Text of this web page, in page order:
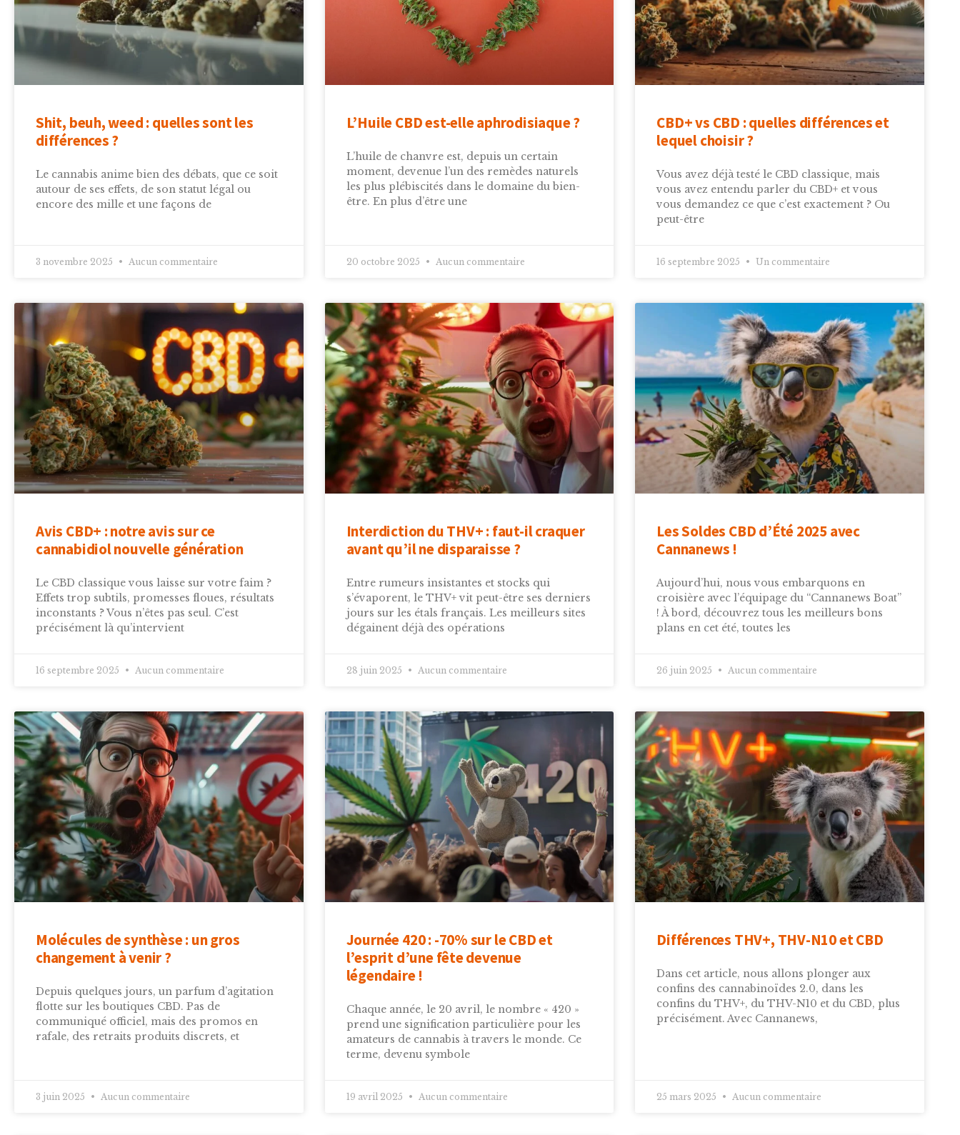
Shit, beuh, weed : quelles sont les
différences ?
Le cannabis anime bien des débats, que ce soit
autour de ses effets, de son statut légal ou
encore des mille et une façons de
3 novembre 2025 Aucun commentaire
L’Huile CBD est-elle aphrodisiaque ?
L’huile de chanvre est, depuis un certain
moment, devenue l’un des remèdes naturels
les plus plébiscités dans le domaine du bien-
être. En plus d’être une
20 octobre 2025 Aucun commentaire
CBD+ vs CBD : quelles différences et
lequel choisir ?
Vous avez déjà testé le CBD classique, mais
vous avez entendu parler du CBD+ et vous
vous demandez ce que c’est exactement ? Ou
peut-être
16 septembre 2025 Un commentaire
Avis CBD+ : notre avis sur ce
cannabidiol nouvelle génération
Le CBD classique vous laisse sur votre faim ?
Effets trop subtils, promesses floues, résultats
inconstants ? Vous n’êtes pas seul. C’est
précisément là qu’intervient
16 septembre 2025 Aucun commentaire
Interdiction du THV+ : faut-il craquer
avant qu’il ne disparaisse ?
Entre rumeurs insistantes et stocks qui
s’évaporent, le THV+ vit peut-être ses derniers
jours sur les étals français. Les meilleurs sites
dégainent déjà des opérations
28 juin 2025 Aucun commentaire
Les Soldes CBD d’Été 2025 avec
Cannanews !
Aujourd’hui, nous vous embarquons en
croisière avec l’équipage du “Cannanews Boat”
! À bord, découvrez tous les meilleurs bons
plans en cet été, toutes les
26 juin 2025 Aucun commentaire
Molécules de synthèse : un gros
changement à venir ?
Depuis quelques jours, un parfum d’agitation
flotte sur les boutiques CBD. Pas de
communiqué officiel, mais des promos en
rafale, des retraits produits discrets, et
3 juin 2025 Aucun commentaire
Journée 420 : -70% sur le CBD et
l’esprit d’une fête devenue
légendaire !
Chaque année, le 20 avril, le nombre « 420 »
prend une signification particulière pour les
amateurs de cannabis à travers le monde. Ce
terme, devenu symbole
19 avril 2025 Aucun commentaire
Différences THV+, THV-N10 et CBD
Dans cet article, nous allons plonger aux
confins des cannabinoïdes 2.0, dans les
confins du THV+, du THV-N10 et du CBD, plus
précisément. Avec Cannanews,
25 mars 2025 Aucun commentaire